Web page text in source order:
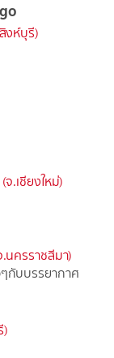
งห์บุรี)
.เชียงใหม่)
นครราชสีมา)
ๆกับบรรยากาศ
)